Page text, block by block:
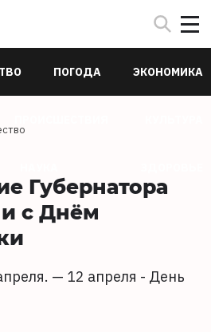
ПОГОДА ЭКОНОМИКА
Губернатора
с Днём
— 12 апреля - День